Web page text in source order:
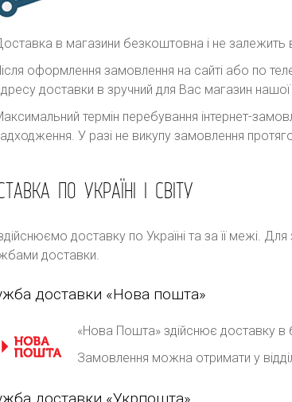
в магазини безкоштовна і не залежить
оформлення замовлення на сайті або по
доставки в зручний для Вас магазин
термін перебування інтернет-
У разі не викупу замовлення
ПО УКРАЇНІ І СВІТУ
доставку по Україні та за її межі.
доставки.
доставки «Нова пошта»
«Нова Пошта» здійснює доставку в
Замовлення можна отримати у